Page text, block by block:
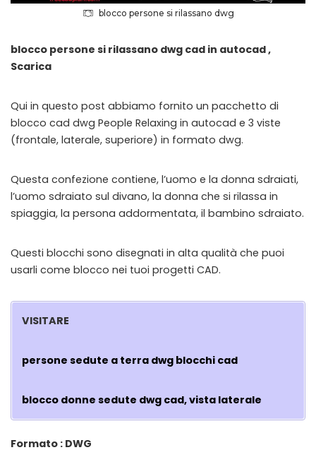
blocco persone si rilassano dwg
blocco persone si rilassano dwg cad in autocad ,
Scarica
Qui in questo post abbiamo fornito un pacchetto di
blocco cad dwg People Relaxing in autocad e 3 viste
(frontale, laterale, superiore) in formato dwg.
Questa confezione contiene, l’uomo e la donna sdraiati,
l’uomo sdraiato sul divano, la donna che si rilassa in
spiaggia, la persona addormentata, il bambino sdraiato.
Questi blocchi sono disegnati in alta qualità che puoi
usarli come blocco nei tuoi progetti CAD.
VISITARE
persone sedute a terra dwg blocchi cad
blocco donne sedute dwg cad, vista laterale
Formato : DWG